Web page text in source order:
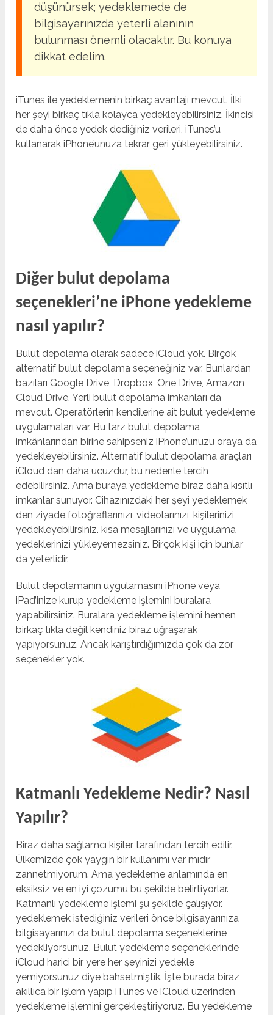
düşünürsek; yedeklemede de
bilgisayarınızda yeterli alanının
bulunması önemli olacaktır. Bu konuya
dikkat edelim.
iTunes ile yedeklemenin birkaç avantajı mevcut. İlki
her şeyi birkaç tıkla kolayca yedekleyebilirsiniz. İkincisi
de daha önce yedek dediğiniz verileri, iTunes’u
kullanarak iPhone’unuza tekrar geri yükleyebilirsiniz.
Diğer bulut depolama
seçenekleri’ne iPhone yedekleme
nasıl yapılır?
Bulut depolama olarak sadece iCloud yok. Birçok
alternatif bulut depolama seçeneğiniz var. Bunlardan
bazıları Google Drive, Dropbox, One Drive, Amazon
Cloud Drive. Yerli bulut depolama imkanları da
mevcut. Operatörlerin kendilerine ait bulut yedekleme
uygulamaları var. Bu tarz bulut depolama
imkânlarından birine sahipseniz iPhone’unuzu oraya da
yedekleyebilirsiniz. Alternatif bulut depolama araçları
iCloud dan daha ucuzdur, bu nedenle tercih
edebilirsiniz. Ama buraya yedekleme biraz daha kısıtlı
imkanlar sunuyor. Cihazınızdaki her şeyi yedeklemek
den ziyade fotoğraflarınızı, videolarınızı, kişilerinizi
yedekleyebilirsiniz. kısa mesajlarınızı ve uygulama
yedeklerinizi yükleyemezsiniz. Birçok kişi için bunlar
da yeterlidir.
Bulut depolamanın uygulamasını iPhone veya
iPad’inize kurup yedekleme işlemini buralara
yapabilirsiniz. Buralara yedekleme işlemini hemen
birkaç tıkla değil kendiniz biraz uğraşarak
yapıyorsunuz. Ancak karıştırdığımızda çok da zor
seçenekler yok.
Katmanlı Yedekleme Nedir? Nasıl
Yapılır?
Biraz daha sağlamcı kişiler tarafından tercih edilir.
Ülkemizde çok yaygın bir kullanımı var mıdır
zannetmiyorum. Ama yedekleme anlamında en
eksiksiz ve en iyi çözümü bu şekilde belirtiyorlar.
Katmanlı yedekleme işlemi şu şekilde çalışıyor.
yedeklemek istediğiniz verileri önce bilgisayarınıza
bilgisayarınızı da bulut depolama seçeneklerine
yedekliyorsunuz. Bulut yedekleme seçeneklerinde
iCloud harici bir yere her şeyinizi yedekle
yemiyorsunuz diye bahsetmiştik. İşte burada biraz
akıllıca bir işlem yapıp iTunes ve iCloud üzerinden
yedekleme işlemini gerçekleştiriyoruz. Bu yedekleme